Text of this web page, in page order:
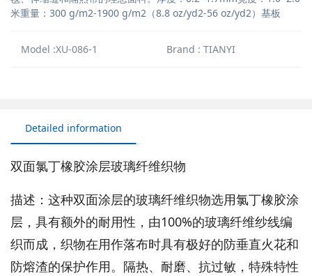
米重量：300 g/m2-1900 g/m2（8.8 oz/yd2-56 oz/yd2）基板
Model :XU-086-1 Brand : TIANYI
Detailed information
双面氯丁橡胶涂层玻璃纤维织物
描述：这种双面涂层的玻璃纤维织物选用氯丁橡胶涂
层，具有额外的耐用性，由100%的玻璃纤维纱线编
织而成，织物在用作落布时具有极好的防垂直火花和
防熔渣的保护作用。隔热、耐磨、抗过敏，特殊特性